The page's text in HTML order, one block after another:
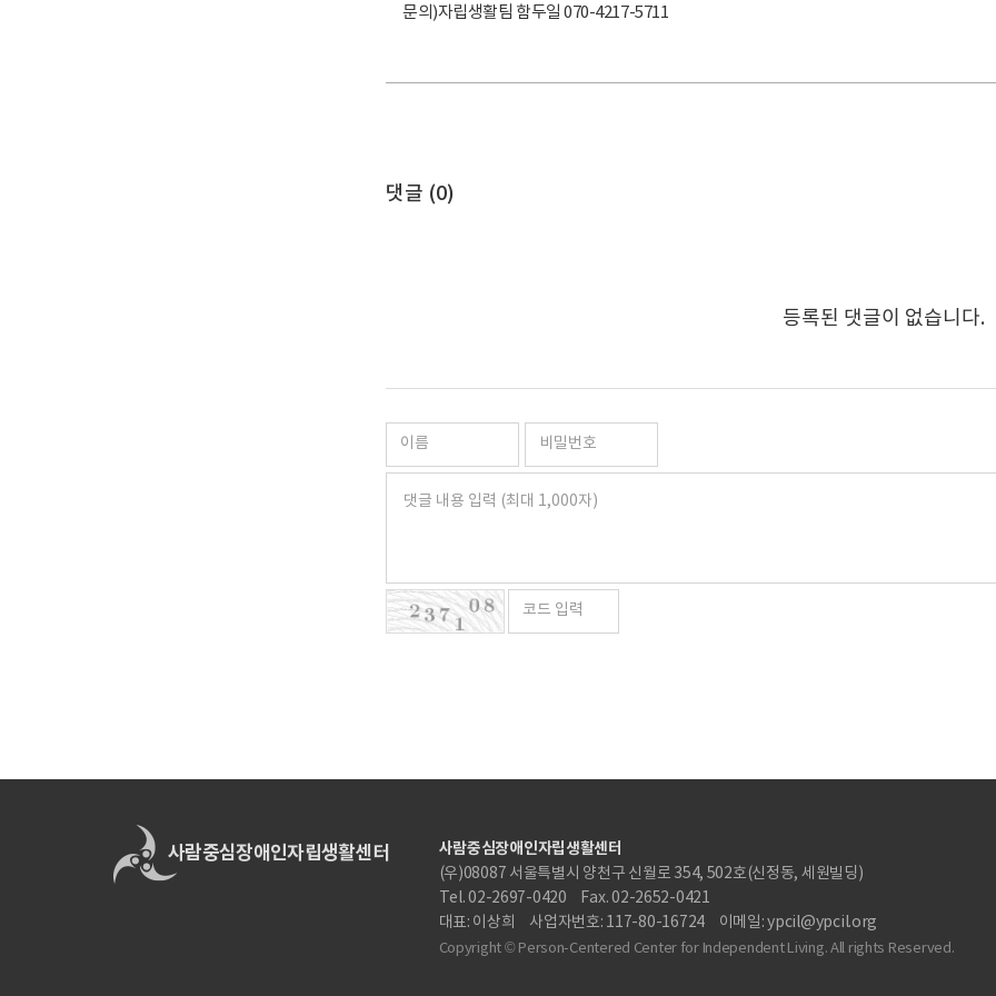
문의)자립생활팀 함두일 070-4217-5711
댓글 (0)
등록된 댓글이 없습니다.
사람중심장애인자립생활센터
(우)08087 서울특별시 양천구 신월로 354, 502호(신정동, 세원빌딩)
Tel. 02-2697-0420
Fax. 02-2652-0421
대표: 이상희
사업자번호: 117-80-16724 이메일: ypcil@ypcil.org
Copyright © Person-Centered Center for Independent Living. All rights Reserved.